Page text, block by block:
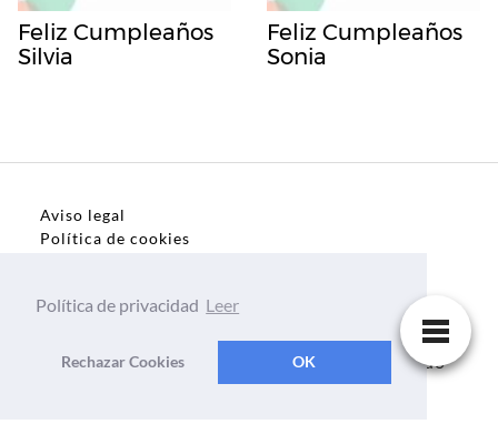
Feliz Cumpleaños
Silvia
Feliz Cumpleaños
Sonia
Aviso legal
Política de cookies
Dedicatorias, frases, textos para todo el mundo
Política de privacidad Leer
Rechazar Cookies OK